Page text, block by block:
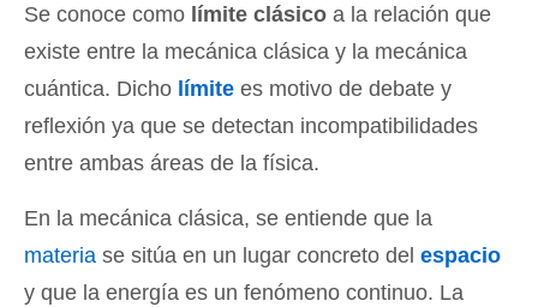
Se conoce como límite clásico a la relación que
existe entre la mecánica clásica y la mecánica
cuántica. Dicho límite es motivo de debate y
reflexión ya que se detectan incompatibilidades
entre ambas áreas de la física.
En la mecánica clásica, se entiende que la
materia se sitúa en un lugar concreto del espacio
y que la energía es un fenómeno continuo. La